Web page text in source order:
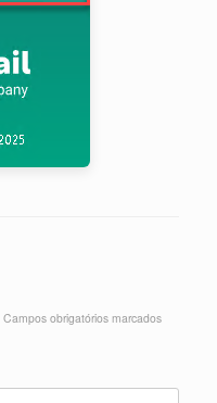
Campos obrigatórios marcados